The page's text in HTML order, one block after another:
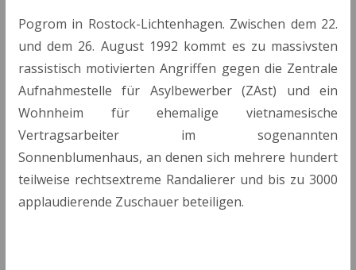
Pogrom in Rostock-Lichtenhagen. Zwischen dem 22.
und dem 26. August 1992 kommt es zu massivsten
rassistisch motivierten Angriffen gegen die Zentrale
Aufnahmestelle für Asylbewerber (ZAst) und ein
Wohnheim für ehemalige vietnamesische
Vertragsarbeiter im sogenannten
Sonnenblumenhaus, an denen sich mehrere hundert
teilweise rechtsextreme Randalierer und bis zu 3000
applaudierende Zuschauer beteiligen.